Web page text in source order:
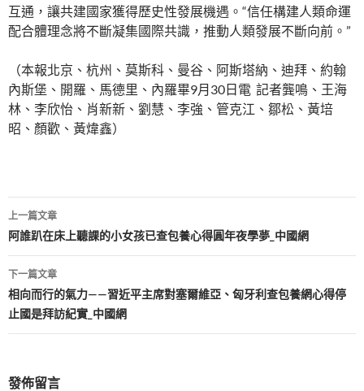
互通，讓共建國家獲得歷史性發展機遇。“信任構建人類命運
配合體理念將不斷凝集國際共識，推動人類發展不斷向前。”
（本報北京、杭州、莫斯科、曼谷、阿斯塔納、迪拜、約翰
內斯堡、開羅、馬德里、內羅畢9月30日電 記者龔鳴、王海
林、李欣怡、肖新新、劉慧、李強、管克江、鄒松、黃培
昭、顏歡、黃煒鑫）
文
章
導
覽
上一篇文章
阿誰趴在床上聽課的小女孩已查包養心得圓年夜學夢_中國網
下一篇文章
相向而行的氣力——習近平主席對塞爾維亞、匈牙利查包養網心得停
止國是拜訪紀實_中國網
發佈留言